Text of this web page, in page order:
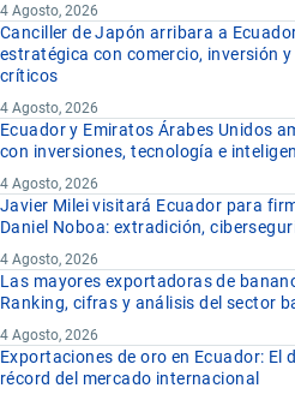
4 Agosto, 2026
Canciller de Japón arribara a
estratégica con comercio, inversión
críticos
4 Agosto, 2026
Ecuador y Emiratos Árabes Unidos
con inversiones, tecnología e
4 Agosto, 2026
Javier Milei visitará Ecuador para
Daniel Noboa: extradición,
4 Agosto, 2026
Las mayores exportadoras de
Ranking, cifras y análisis del sector
4 Agosto, 2026
Exportaciones de oro en Ecuador: El
récord del mercado internacional